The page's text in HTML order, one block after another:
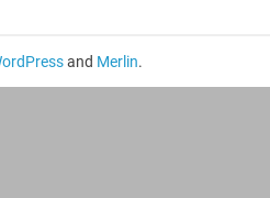
and Merlin.